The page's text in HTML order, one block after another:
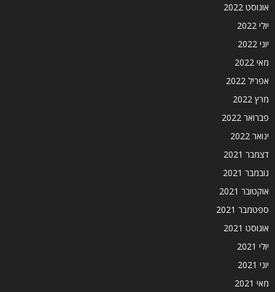
אוגוסט 2022
יולי 2022
יוני 2022
מאי 2022
אפריל 2022
מרץ 2022
פברואר 2022
ינואר 2022
דצמבר 2021
נובמבר 2021
אוקטובר 2021
ספטמבר 2021
אוגוסט 2021
יולי 2021
יוני 2021
מאי 2021